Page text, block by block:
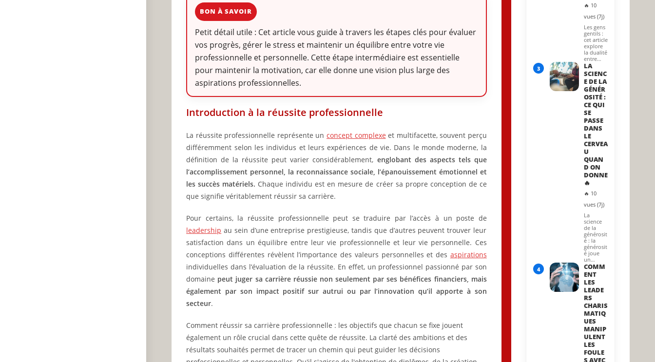
BON À SAVOIR
Petit détail utile : Cet article vous guide à travers les étapes clés pour évaluer
vos progrès, gérer le stress et maintenir un équilibre entre votre vie
professionnelle et personnelle. Cette étape intermédiaire est essentielle
pour maintenir la motivation, car elle donne une vision plus large des
aspirations professionnelles.
Introduction à la réussite professionnelle
La réussite professionnelle représente un concept complexe et multifacette, souvent perçu
différemment selon les individus et leurs expériences de vie. Dans le monde moderne, la
définition de la réussite peut varier considérablement, englobant des aspects tels que
l’accomplissement personnel, la reconnaissance sociale, l’épanouissement émotionnel et
les succès matériels. Chaque individu est en mesure de créer sa propre conception de ce
que signifie véritablement réussir sa carrière.
Pour certains, la réussite professionnelle peut se traduire par l’accès à un poste de
leadership au sein d’une entreprise prestigieuse, tandis que d’autres peuvent trouver leur
satisfaction dans un équilibre entre leur vie professionnelle et leur vie personnelle. Ces
conceptions différentes révèlent l’importance des valeurs personnelles et des aspirations
individuelles dans l’évaluation de la réussite. En effet, un professionnel passionné par son
domaine peut juger sa carrière réussie non seulement par ses bénéfices financiers, mais
également par son impact positif sur autrui ou par l’innovation qu’il apporte à son
secteur.
Comment réussir sa carrière professionnelle : les objectifs que chacun se fixe jouent
également un rôle crucial dans cette quête de réussite. La clarté des ambitions et des
résultats souhaités permet de tracer un chemin qui peut guider les décisions
🔥 10
vues (7j)
Les gens
gentils :
cet article
explore
la dualité
entre…
3
LA
SCIENC
E DE LA
GÉNÉR
OSITÉ :
CE QUI
SE
PASSE
DANS
LE
CERVEA
U
QUAN
D ON
DONNE
🔥
🔥 10
vues (7j)
La
science
de la
générosit
é : la
générosit
é joue
un…
4
COMM
ENT
LES
LEADE
RS
CHARIS
MATIQ
UES
MANIP
ULENT
LES
FOULE
S AVEC